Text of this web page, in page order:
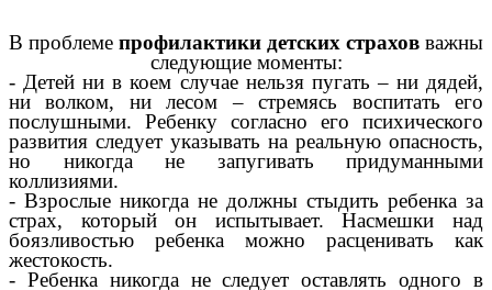
В проблеме профилактики детских страхов важны
следующие моменты:
- Детей ни в коем случае нельзя пугать – ни дядей,
ни волком, ни лесом – стремясь воспитать его
послушными. Ребенку согласно его психического
развития следует указывать на реальную опасность,
но никогда не запугивать придуманными
коллизиями.
- Взрослые никогда не должны стыдить ребенка за
страх, который он испытывает. Насмешки над
боязливостью ребенка можно расценивать как
жестокость.
- Ребенка никогда не следует оставлять одного в